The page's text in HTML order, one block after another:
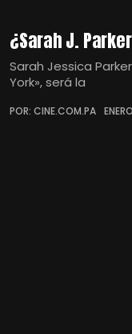
¿Sarah J.
Sarah Jessica
York», será la
POR: CINE.COM.PA